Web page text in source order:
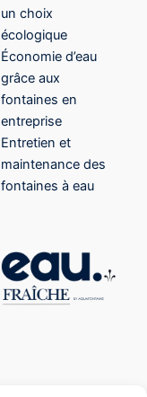
un choix
écologique
Économie d’eau
grâce aux
fontaines en
entreprise
Entretien et
maintenance des
fontaines à eau